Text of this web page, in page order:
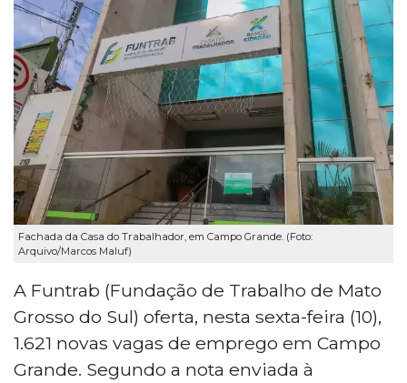
Fachada da Casa do Trabalhador, em Campo Grande. (Foto:
Arquivo/Marcos Maluf)
A Funtrab (Fundação de Trabalho de Mato
Grosso do Sul) oferta, nesta sexta-feira (10),
1.621 novas vagas de emprego em Campo
Grande. Segundo a nota enviada à